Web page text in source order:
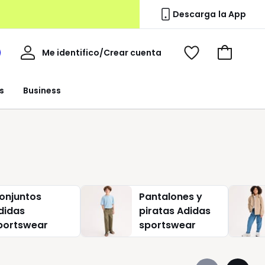
Descarga la App
Business
Me identifico/Crear cuenta
Mi
Ver
Ir
Pantalones y
piratas Adidas
sportswear